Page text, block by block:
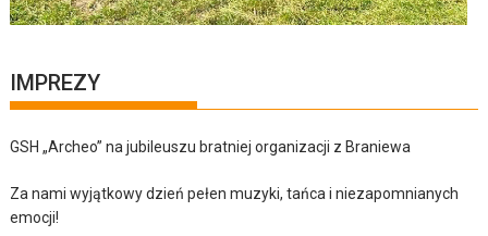
IMPREZY
GSH „Archeo” na jubileuszu bratniej organizacji z Braniewa
Za nami wyjątkowy dzień pełen muzyki, tańca i niezapomnianych
emocji!